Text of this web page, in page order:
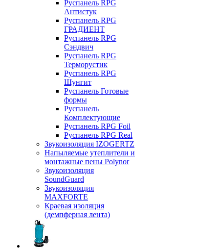
Руспанель RPG
Антистук
Руспанель RPG
ГРАДИЕНТ
Руспанель RPG
Сэндвич
Руспанель RPG
Терморустик
Руспанель RPG
Шунгит
Руспанель Готовые
формы
Руспанель
Комплектующие
Руспанель RPG Foil
Руспанель RPG Real
Звукоизоляция IZOGERTZ
Напыляемые утеплители и
монтажные пены Polynor
Звукоизоляция
SoundGuard
Звукоизоляция
MAXFORTE
Краевая изоляция
(демпферная лента)